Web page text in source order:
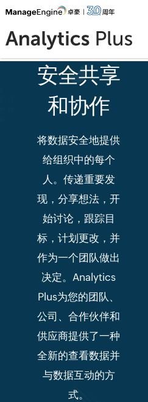
安全共享
和协作
将数据安全地提供
给组织中的每个
人。传递重要发
现，分享想法，开
始讨论，跟踪目
标，计划更改，并
作为一个团队做出
决定。Analytics
Plus为您的团队、
公司、合作伙伴和
供应商提供了一种
全新的查看数据并
与数据互动的方
式。